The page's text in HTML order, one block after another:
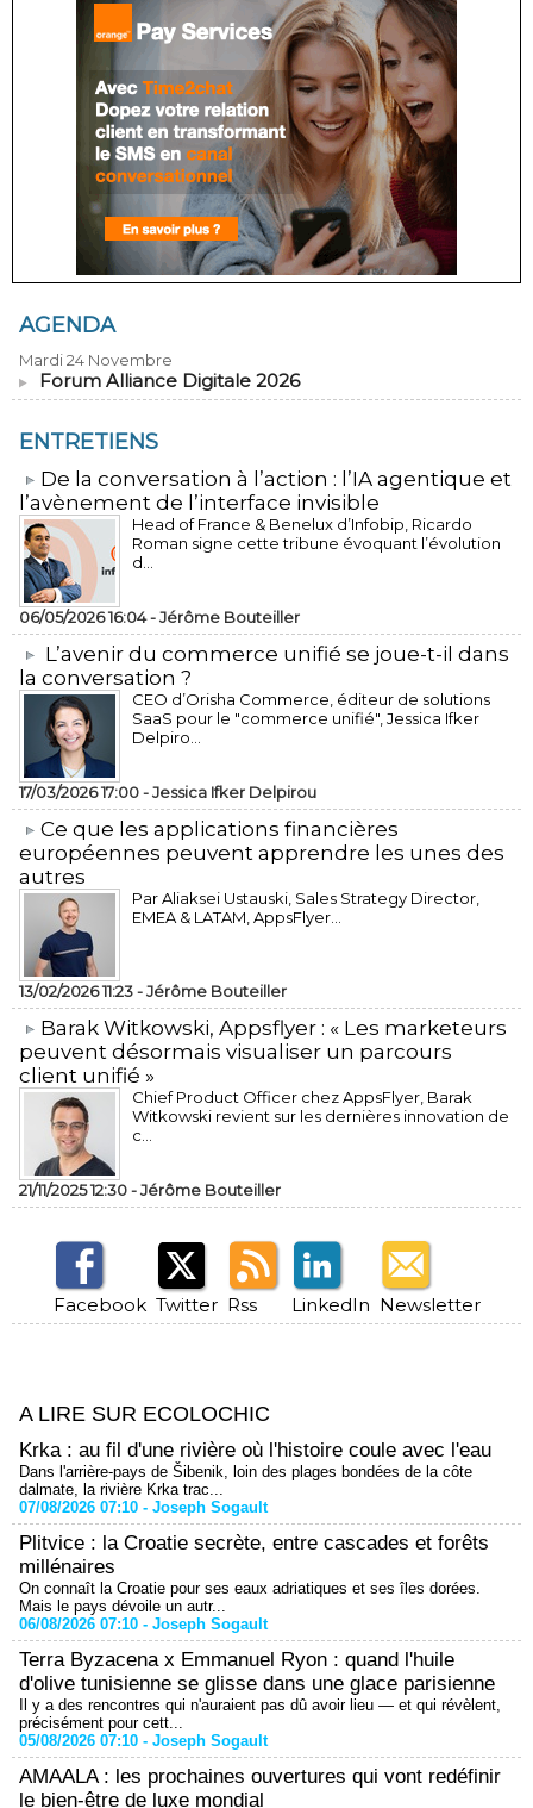
AGENDA
Mardi 24 Novembre
Forum Alliance Digitale 2026
ENTRETIENS
​De la conversation à l’action : l’IA agentique et
l’avènement de l’interface invisible
Head of France & Benelux d’Infobip, Ricardo
Roman signe cette tribune évoquant l’évolution
d...
06/05/2026 16:04 -Jérôme Bouteiller
L’avenir du commerce unifié se joue-t-il dans
la conversation ?
CEO d’Orisha Commerce, éditeur de solutions
SaaS pour le "commerce unifié", Jessica Ifker
Delpiro...
17/03/2026 17:00 -Jessica Ifker Delpirou
​Ce que les applications financières
européennes peuvent apprendre les unes des
autres
Par Aliaksei Ustauski, Sales Strategy Director,
EMEA & LATAM, AppsFlyer...
13/02/2026 11:23 -Jérôme Bouteiller
​Barak Witkowski, Appsflyer : « Les marketeurs
peuvent désormais visualiser un parcours
client unifié »
Chief Product Officer chez AppsFlyer, ​Barak
Witkowski revient sur les dernières innovation de
c...
21/11/2025 12:30 -Jérôme Bouteiller
Facebook Twitter Rss LinkedIn Newsletter
A LIRE SUR ECOLOCHIC
Krka : au fil d'une rivière où l'histoire coule avec l'eau
Dans l'arrière-pays de Šibenik, loin des plages bondées de la côte
dalmate, la rivière Krka trac...
07/08/2026 07:10 - Joseph Sogault
Plitvice : la Croatie secrète, entre cascades et forêts
millénaires
On connaît la Croatie pour ses eaux adriatiques et ses îles dorées.
Mais le pays dévoile un autr...
06/08/2026 07:10 - Joseph Sogault
Terra Byzacena x Emmanuel Ryon : quand l'huile
d'olive tunisienne se glisse dans une glace parisienne
Il y a des rencontres qui n'auraient pas dû avoir lieu — et qui révèlent,
précisément pour cett...
05/08/2026 07:10 - Joseph Sogault
AMAALA : les prochaines ouvertures qui vont redéfinir
le bien-être de luxe mondial